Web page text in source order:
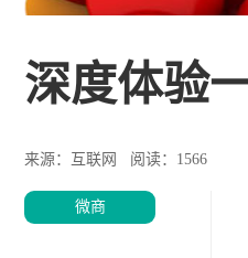
深度体验
来源：互联网 阅读：1566
微商